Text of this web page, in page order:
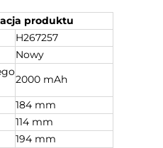
produktu
H267257
Nowy
2000 mAh
184 mm
114 mm
194 mm